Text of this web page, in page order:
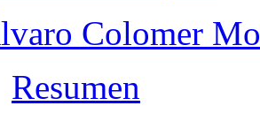
Colomer
Resumen